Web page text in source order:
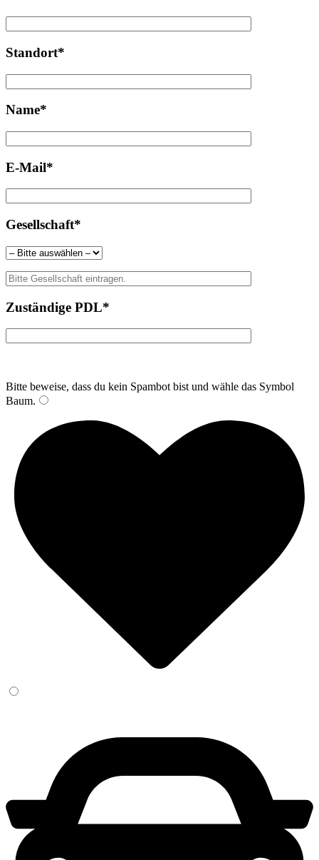
Standort*
Name*
E-Mail*
Gesellschaft*
Zuständige PDL*
Bitte beweise, dass du kein Spambot bist und wähle das Symbol
Baum.